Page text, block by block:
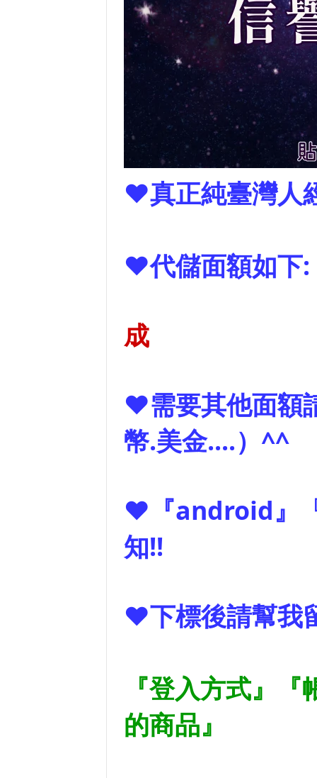
❤真正純臺灣人
❤代儲面額如下:
成
❤需要其他面額
幣.美金....）^^
❤『android』
知!!
❤下標後請幫我
『登入方式』
的商品』